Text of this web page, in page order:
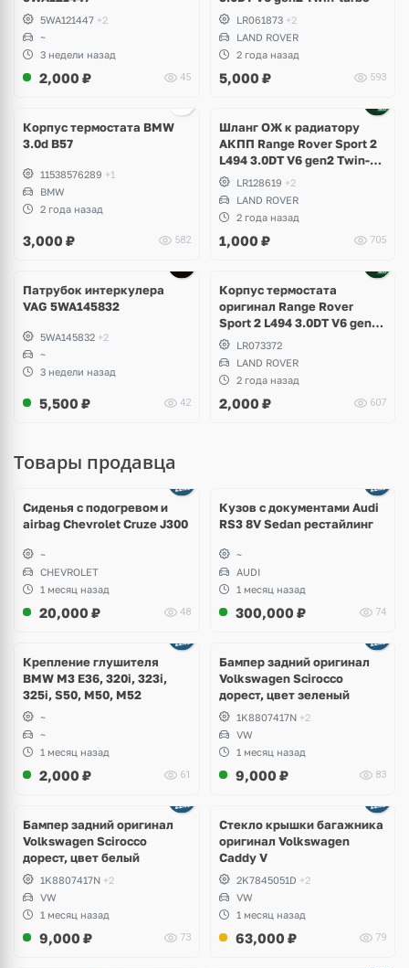
5WA121447 +2
~
3 недели назад
2,000 ₽ 45
LR061873 +2
LAND ROVER
2 года назад
5,000 ₽ 593
Корпус термостата BMW
3.0d B57
11538576289 +1
BMW
2 года назад
3,000 ₽ 582
Шланг ОЖ к радиатору
АКПП Range Rover Sport 2
L494 3.0DT V6 gen2 Twin-
turboLR128619 +2
LAND ROVER
2 года назад
1,000 ₽ 705
Патрубок интеркулера
VAG 5WA145832
5WA145832 +2
~
3 недели назад
5,500 ₽ 42
Корпус термостата
оригинал Range Rover
Sport 2 L494 3.0DT V6 gen2
Twin-turbo
LR073372
LAND ROVER
2 года назад
2,000 ₽ 607
Товары продавца
Сиденья с подогревом и
airbag Chevrolet Cruze J300
~
CHEVROLET
1 месяц назад
20,000 ₽ 48
Кузов с документами Audi
RS3 8V Sedan рестайлинг
~
AUDI
1 месяц назад
300,000 ₽ 74
Крепление глушителя
BMW M3 E36, 320i, 323i,
325i, S50, M50, M52
~
~
1 месяц назад
2,000 ₽ 61
Бампер задний оригинал
Volkswagen Scirocco
дорест, цвет зеленый
1K8807417N +2
VW
1 месяц назад
9,000 ₽ 83
Бампер задний оригинал
Volkswagen Scirocco
дорест, цвет белый
1K8807417N +2
VW
1 месяц назад
9,000 ₽ 73
Стекло крышки багажника
оригинал Volkswagen
Caddy V
2K7845051D +2
VW
1 месяц назад
63,000 ₽ 79